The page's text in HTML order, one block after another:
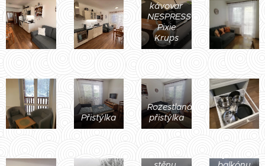
kávovar
NESPRESSO
Pixie
Krups
Přistýlka
Rozestlaná
přistýlka
Výhled z